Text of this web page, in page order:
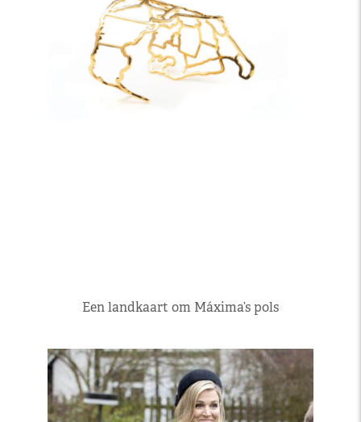
Een landkaart om Máxima’s pols